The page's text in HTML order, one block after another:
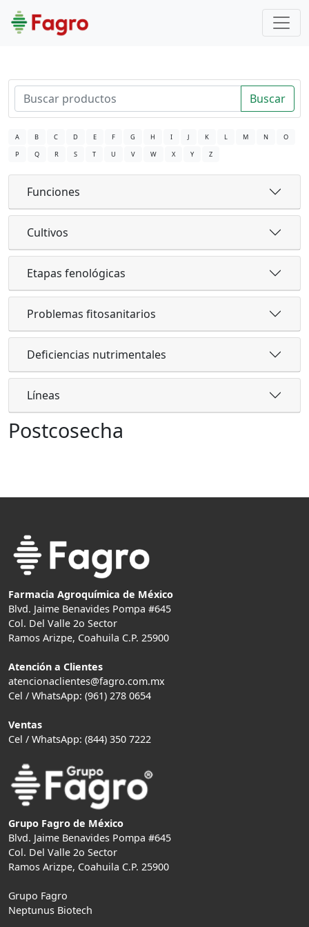
Buscar
A B C D E F G H I J K L M N
O
P
Q R S T U V W X Y Z
Funciones
Cultivos
Etapas fenológicas
Problemas fitosanitarios
Deficiencias nutrimentales
Líneas
Postcosecha
Farmacia Agroquímica de México
Blvd. Jaime Benavides Pompa #645
Col. Del Valle 2o Sector
Ramos Arizpe, Coahuila C.P. 25900
Atención a Clientes
atencionaclientes@fagro.com.mx
Cel / WhatsApp: (961) 278 0654
Ventas
Cel / WhatsApp: (844) 350 7222
Grupo Fagro de México
Blvd. Jaime Benavides Pompa #645
Col. Del Valle 2o Sector
Ramos Arizpe, Coahuila C.P. 25900
Grupo Fagro
Neptunus Biotech